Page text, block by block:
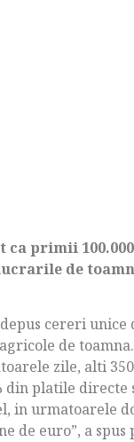
primii
de
cereri
de
zile, alti
din platile
in urmatoarele
de euro”, a